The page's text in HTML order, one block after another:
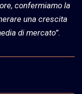
confermiamo la
una crescita
di mercato”.